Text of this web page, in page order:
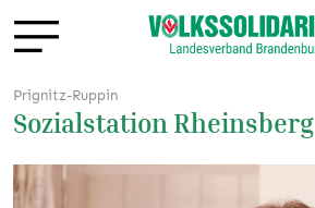
Prignitz-Ruppin
Sozialstation Rheinsberg